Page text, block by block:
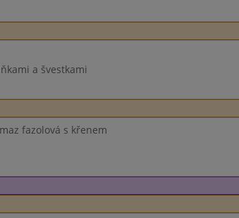
a švestkami
fazolová s křenem